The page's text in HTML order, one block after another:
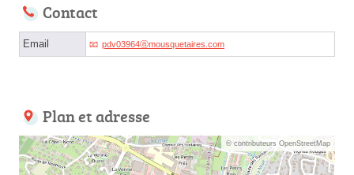
Contact
Email pdv03964ⓐmousquetaires.com
Plan et adresse
© contributeurs OpenStreetMap